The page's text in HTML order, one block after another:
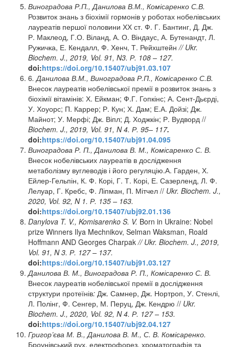
Виноградова Р.П., Данилова В.М., Комісаренко С.В.
Розвиток знань з біохімії гормонів у роботах нобелівських
лауреатів першої половини ХХ ст. Ф. Г. Бантинг, Д. Дж.
Р. Маклеод, Г.О. Віланд, А. О. Віндаус, А. Бутенандт, Л.
Ружичка, Е. Кендалл, Ф. Хенч, Т. Рейхштейн // Ukr.
Biochem. J., 2019, Vol. 91, N3. Р. 108 – 127.
doi:https://doi.org/10.15407/ubj91.03.107
6. Данилова В.М., Виноградова Р.П., Комісаренко С.В.
Внесок лауреатів нобелівської премії в розвиток знань з
біохімії вітамінів: Х. Ейкман; Ф.Г. Гопкінс; А. Сент-Дьєрді,
У. Хоуорс; П. Каррер; Р. Кун; Х. Дам; Е.А. Дойзі; Дж.
Майнот; У. Мерфі; Дж. Віпл; Д. Ходжкін; Р. Вудворд //
Biochem. J., 2019, Vol. 91, N 4. Р. 95– 117.
doi:https://doi.org/10.15407/ubj91.04.095
Виноградова Р. П., Данилова В. М., Комісаренко С. В.
Внесок нобелівських лауреатів в дослідження
метаболізму вуглеводів і його регуляцію.А. Гарден, Х.
Ейлер-Гельпін, К. Ф. Корі, Г. Т. Корі, Е. Сазерленд, Л. Ф.
Лелуар, Г. Кребс, Ф. Ліпман, П. Мітчел // Ukr. Biochem. J.,
2020, Vol. 92, N 1. Р. 135 – 163.
doi:https://doi.org/10.15407/ubj92.01.136
Danylova T. V., Komisarenko S. V. Born in Ukraine: Nobel
prize Winners Ilya Mechnikov, Selman Waksman, Roald
Hoffmann AND Georges Charpak// Ukr. Biochem. J., 2019,
Vol. 91, N 3. Р. 127 – 137.
doi:https://doi.org/10.15407/ubj91.03.127
Данилова В. М., Виноградова Р. П., Комісаренко С. В.
Внесок лауреатів нобелівської премії в дослідження
структури протеїнів: Дж. Самнер, Дж. Нортроп, У. Стенлі,
Л. Полінг, Ф. Сенгер, М. Перуц, Дж. Кендрю // Ukr.
Biochem. J., 2020, Vol. 92, N 4. Р. 127 – 153.
doi:https://doi.org/10.15407/ubj92.04.127
Григор’єва М. В., Данилова В. М., С. В. Комісаренко.
Броунівський рух, електрофорез, хроматографія та